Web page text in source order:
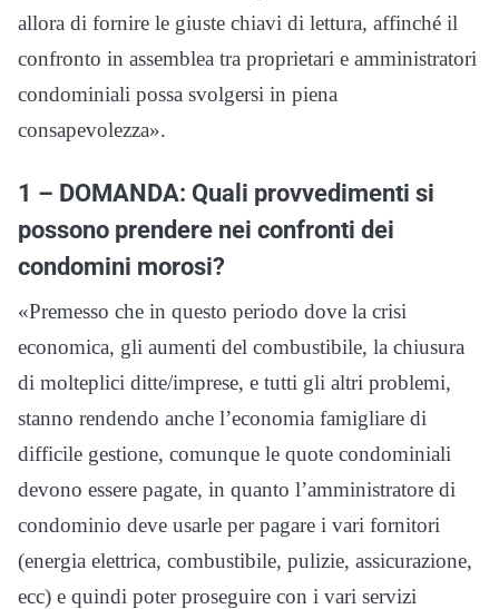
allora di fornire le giuste chiavi di lettura, affinché il
confronto in assemblea tra proprietari e amministratori
condominiali possa svolgersi in piena
consapevolezza».
1 – DOMANDA: Quali provvedimenti si
possono prendere nei confronti dei
condomini morosi?
«Premesso che in questo periodo dove la crisi
economica, gli aumenti del combustibile, la chiusura
di molteplici ditte/imprese, e tutti gli altri problemi,
stanno rendendo anche l’economia famigliare di
difficile gestione, comunque le quote condominiali
devono essere pagate, in quanto l’amministratore di
condominio deve usarle per pagare i vari fornitori
(energia elettrica, combustibile, pulizie, assicurazione,
ecc) e quindi poter proseguire con i vari servizi